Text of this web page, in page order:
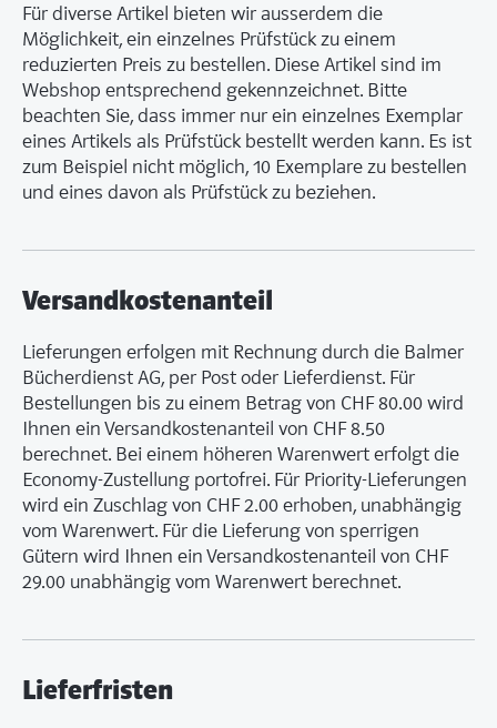
Für diverse Artikel bieten wir ausserdem die
Möglichkeit, ein einzelnes Prüfstück zu einem
reduzierten Preis zu bestellen. Diese Artikel sind im
Webshop entsprechend gekennzeichnet. Bitte
beachten Sie, dass immer nur ein einzelnes Exemplar
eines Artikels als Prüfstück bestellt werden kann. Es ist
zum Beispiel nicht möglich, 10 Exemplare zu bestellen
und eines davon als Prüfstück zu beziehen.
Versandkostenanteil
Lieferungen erfolgen mit Rechnung durch die Balmer
Bücherdienst AG, per Post oder Lieferdienst. Für
Bestellungen bis zu einem Betrag von CHF 80.00 wird
Ihnen ein Versandkostenanteil von CHF 8.50
berechnet. Bei einem höheren Warenwert erfolgt die
Economy-Zustellung portofrei. Für Priority-Lieferungen
wird ein Zuschlag von CHF 2.00 erhoben, unabhängig
vom Warenwert. Für die Lieferung von sperrigen
Gütern wird Ihnen ein Versandkostenanteil von CHF
29.00 unabhängig vom Warenwert berechnet.
Lieferfristen